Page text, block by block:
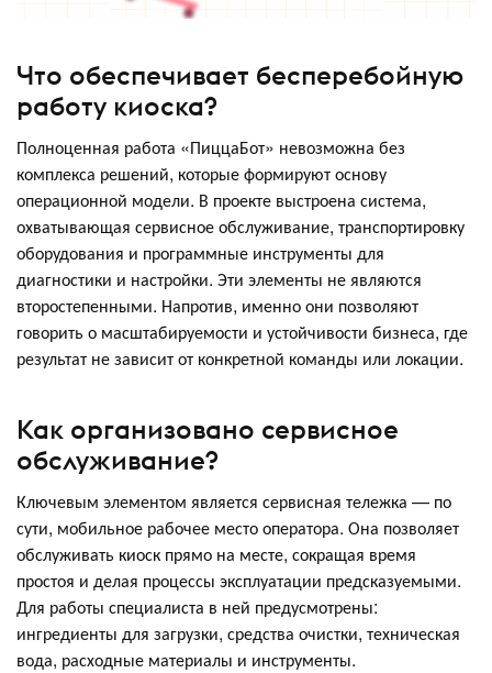
Что обеспечивает бесперебойную
работу киоска?
Полноценная работа «ПиццаБот» невозможна без
комплекса решений, которые формируют основу
операционной модели. В проекте выстроена система,
охватывающая сервисное обслуживание, транспортировку
оборудования и программные инструменты для
диагностики и настройки. Эти элементы не являются
второстепенными. Напротив, именно они позволяют
говорить о масштабируемости и устойчивости бизнеса, где
результат не зависит от конкретной команды или локации.
Как организовано сервисное
обслуживание?
Ключевым элементом является сервисная тележка — по
сути, мобильное рабочее место оператора. Она позволяет
обслуживать киоск прямо на месте, сокращая время
простоя и делая процессы эксплуатации предсказуемыми.
Для работы специалиста в ней предусмотрены:
ингредиенты для загрузки, средства очистки, техническая
вода, расходные материалы и инструменты.